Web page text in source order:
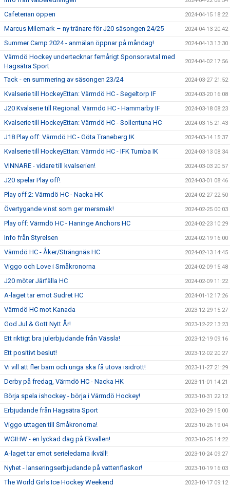
Cafeterian öppen 2024-04-15 18:22
Marcus Milemark – ny tränare för J20 säsongen 24/25 2024-04-13 20:42
Summer Camp 2024 - anmälan öppnar på måndag! 2024-04-13 13:30
Värmdö Hockey undertecknar femårigt Sponsoravtal med
Hagsätra Sport
2024-04-02 17:56
Tack - en summering av säsongen 23/24 2024-03-27 21:52
Kvalserie till HockeyEttan: Värmdö HC - Segeltorp IF 2024-03-20 16:08
J20 Kvalserie till Regional: Värmdö HC - Hammarby IF 2024-03-18 08:23
Kvalserie till HockeyEttan: Värmdö HC - Sollentuna HC 2024-03-15 21:43
J18 Play off: Värmdö HC - Göta Traneberg IK 2024-03-14 15:37
Kvalserie till HockeyEttan: Värmdö HC - IFK Tumba IK 2024-03-13 08:34
VINNARE - vidare till kvalserien! 2024-03-03 20:57
J20 spelar Play off! 2024-03-01 08:46
Play off 2: Värmdö HC - Nacka HK 2024-02-27 22:50
Övertygande vinst som ger mersmak! 2024-02-25 00:03
Play off: Värmdö HC - Haninge Anchors HC 2024-02-23 10:29
Info från Styrelsen 2024-02-19 16:00
Värmdö HC - Åker/Strängnäs HC 2024-02-13 14:45
Viggo och Love i Småkronorna 2024-02-09 15:48
J20 möter Järfälla HC 2024-02-09 11:22
A-laget tar emot Sudret HC 2024-01-12 17:26
Värmdö HC mot Kanada 2023-12-29 15:27
God Jul & Gott Nytt År! 2023-12-22 13:23
Ett riktigt bra julerbjudande från Vässla! 2023-12-19 09:16
Ett positivt beslut! 2023-12-02 20:27
Vi vill att fler barn och unga ska få utöva isidrott! 2023-11-27 21:29
Derby på fredag, Värmdö HC - Nacka HK 2023-11-01 14:21
Börja spela ishockey - börja i Värmdö Hockey! 2023-10-31 22:12
Erbjudande från Hagsätra Sport 2023-10-29 15:00
Viggo uttagen till Småkronorna! 2023-10-26 19:04
WGIHW - en lyckad dag på Ekvallen! 2023-10-25 14:22
A-laget tar emot serieledarna ikväll! 2023-10-24 09:27
Nyhet - lanseringserbjudande på vattenflaskor! 2023-10-19 16:03
The World Girls Ice Hockey Weekend 2023-10-17 09:12